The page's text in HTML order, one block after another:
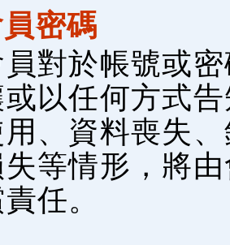
密碼
員對於帳號或
以任何方式
、資料喪失
等情形，將
任。